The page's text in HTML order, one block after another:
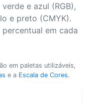
e azul (RGB),
e preto (CMYK).
em cada
em paletas utilizáveis,
e a Escala de Cores.